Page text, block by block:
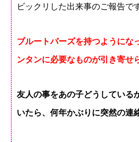
ビックリした出来事のご報告で
ブルートパーズを持つようにな
ンタンに必要なものが引き寄せ
友人の事をあの子どうしている
いたら、何年かぶりに突然の連